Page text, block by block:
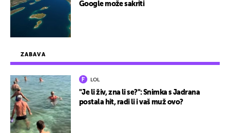
ZABAVA
LOL
"Je li živ, zna li se?": Snimka s Jadrana
postala hit, radi li i vaš muž ovo?
Google može sakriti